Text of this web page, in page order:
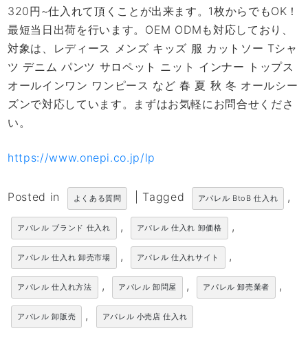
320円~仕入れて頂くことが出来ます。1枚からでもOK！
最短当日出荷を行います。OEM ODMも対応しており、
対象は、レディース メンズ キッズ 服 カットソー Tシャ
ツ デニム パンツ サロペット ニット インナー トップス
オールインワン ワンピース など 春 夏 秋 冬 オールシー
ズンで対応しています。まずはお気軽にお問合せくださ
い。
https://www.onepi.co.jp/lp
Posted in よくある質問 Tagged アパレル BtoB 仕入れ ,
アパレル ブランド 仕入れ , アパレル 仕入れ 卸価格 ,
アパレル 仕入れ 卸売市場 , アパレル 仕入れサイト ,
アパレル 仕入れ方法 , アパレル 卸問屋 , アパレル 卸売業者 ,
アパレル 卸販売 , アパレル 小売店 仕入れ